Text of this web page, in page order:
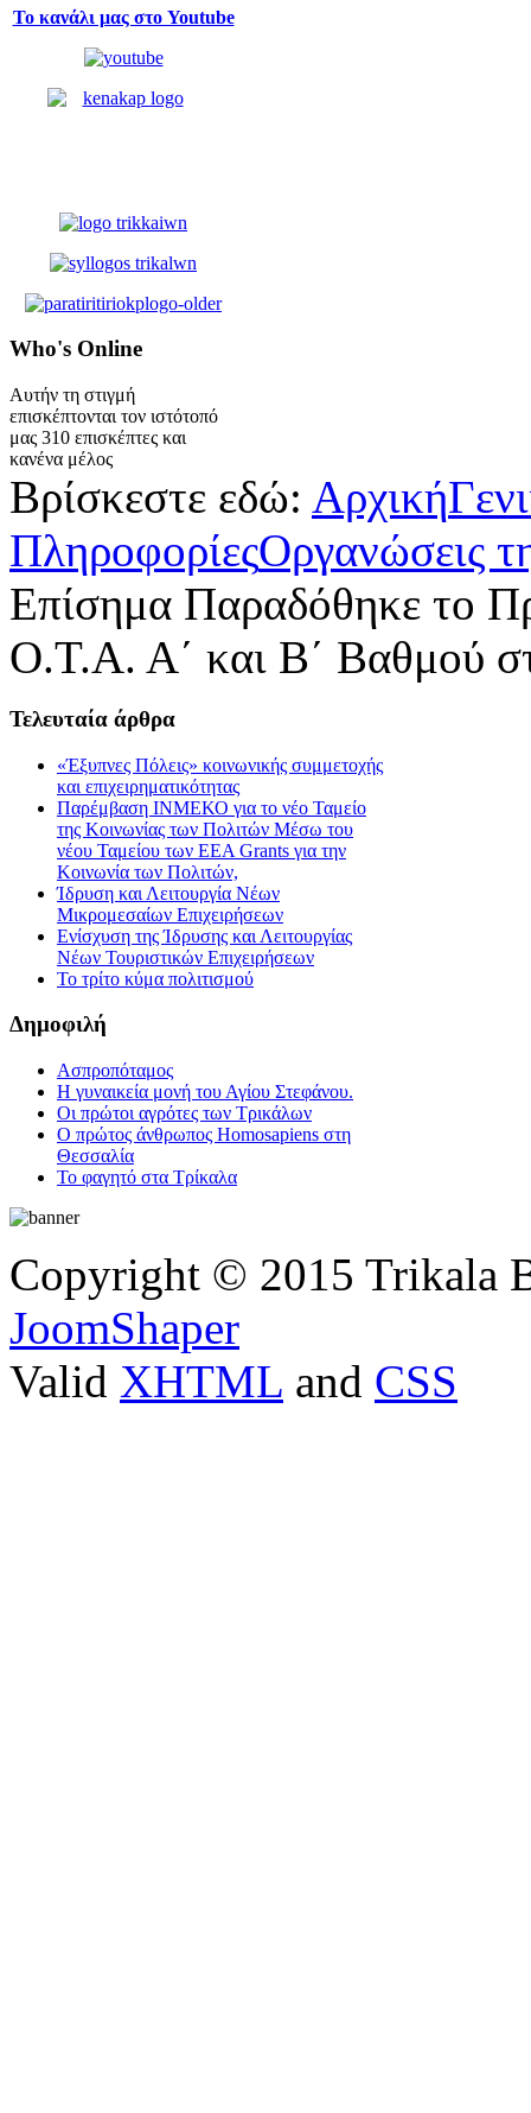
Το κανάλι μας στο Youtube
Who's Online
Αυτήν τη στιγμή
επισκέπτονται τον ιστότοπό
μας 310 επισκέπτες και
κανένα μέλος
Βρίσκεστε εδώ: Αρχική
ΠληροφορίεςΟργανώσεις
Επίσημα Παραδόθηκε το
Ο.Τ.Α. Α΄ και Β΄ Βαθμού
Τελευταία άρθρα
«Έξυπνες Πόλεις» κοινωνικής συμμετοχής
και επιχειρηματικότητας
Παρέμβαση ΙΝΜΕΚΟ για το νέο Ταμείο
της Κοινωνίας των Πολιτών Μέσω του
νέου Ταμείου των ΕΕΑ Grants για την
Κοινωνία των Πολιτών,
Ίδρυση και Λειτουργία Νέων
Μικρομεσαίων Επιχειρήσεων
Ενίσχυση της Ίδρυσης και Λειτουργίας
Νέων Τουριστικών Επιχειρήσεων
Το τρίτο κύμα πολιτισμού
Δημοφιλή
Ασπροπόταμος
Η γυναικεία μονή του Αγίου Στεφάνου.
Οι πρώτοι αγρότες των Τρικάλων
Ο πρώτος άνθρωπος Homosapiens στη
Θεσσαλία
Το φαγητό στα Τρίκαλα
Copyright © 2015 Trikala
JoomShaper
Valid XHTML and CSS